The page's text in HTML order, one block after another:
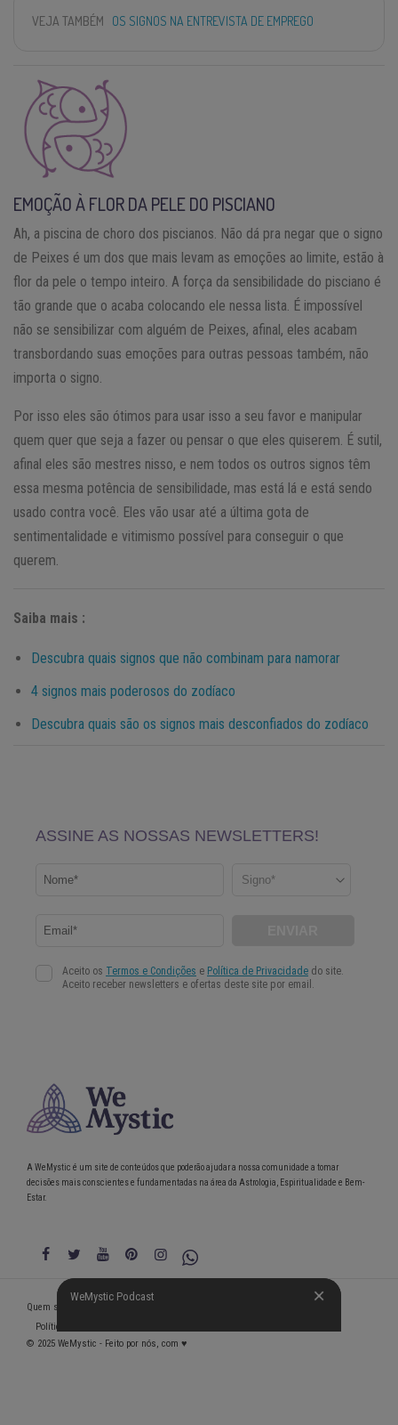
VEJA TAMBÉM OS SIGNOS NA ENTREVISTA DE EMPREGO
EMOÇÃO À FLOR DA PELE DO PISCIANO
Ah, a piscina de choro dos piscianos. Não dá pra negar que o signo
de Peixes é um dos que mais levam as emoções ao limite, estão à
flor da pele o tempo inteiro. A força da sensibilidade do pisciano é
tão grande que o acaba colocando ele nessa lista. É impossível
não se sensibilizar com alguém de Peixes, afinal, eles acabam
transbordando suas emoções para outras pessoas também, não
importa o signo.
Por isso eles são ótimos para usar isso a seu favor e manipular
quem quer que seja a fazer ou pensar o que eles quiserem. É sutil,
afinal eles são mestres nisso, e nem todos os outros signos têm
essa mesma potência de sensibilidade, mas está lá e está sendo
usado contra você. Eles vão usar até a última gota de
sentimentalidade e vitimismo possível para conseguir o que
querem.
Saiba mais :
Descubra quais signos que não combinam para namorar
4 signos mais poderosos do zodíaco
Descubra quais são os signos mais desconfiados do zodíaco
WeMystic Podcast
A WeMystic é um site de conteúdos que poderão ajudar a nossa comunidade a tomar
decisões mais conscientes e fundamentadas na área da Astrologia, Espiritualidade e Bem-
Estar.
WeMystic Podcast
Quem somos Política de Privacidade
Política de Utilização de Cookies
© 2025 WeMystic - Feito por nós, com ♥